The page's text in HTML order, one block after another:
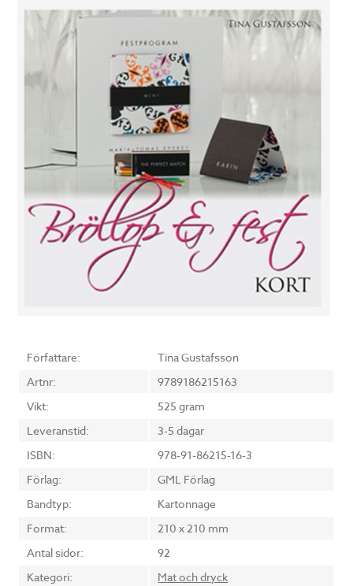
Författare:
Tina Gustafsson
Artnr:
9789186215163
Vikt:
525 gram
Leveranstid:
3-5 dagar
ISBN:
978-91-86215-16-3
Förlag:
GML Förlag
Bandtyp:
Kartonnage
Format:
210 x 210 mm
Antal sidor:
92
Kategori:
Mat och dryck